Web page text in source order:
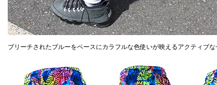
ブリーチされたブルーをベースにカラフルな色使いが映えるアクティブ